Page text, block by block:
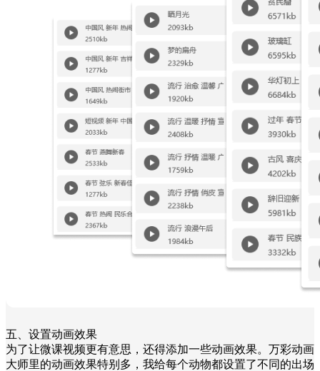
五、设置动画效果
为了让微课视频更有意思，还得添加一些动画效果。万彩动画
大师里的动画效果特别多，我给每个动物都设置了不同的出场